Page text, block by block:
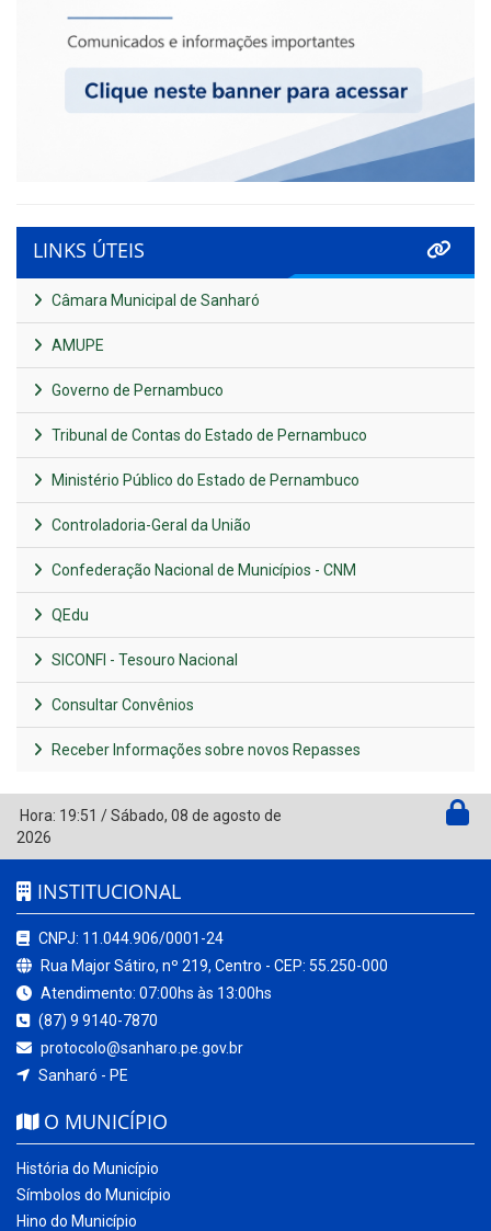
LINKS ÚTEIS
Câmara Municipal de Sanharó
AMUPE
Governo de Pernambuco
Tribunal de Contas do Estado de Pernambuco
Ministério Público do Estado de Pernambuco
Controladoria-Geral da União
Confederação Nacional de Municípios - CNM
QEdu
SICONFI - Tesouro Nacional
Consultar Convênios
Receber Informações sobre novos Repasses
Hora: 19:51 /Sábado, 08 de agosto de
2026
INSTITUCIONAL
CNPJ: 11.044.906/0001-24
Rua Major Sátiro, nº 219, Centro - CEP: 55.250-000
Atendimento: 07:00hs às 13:00hs
(87) 9 9140-7870
protocolo@sanharo.pe.gov.br
Sanharó - PE
O MUNICÍPIO
História do Município
Símbolos do Município
Hino do Município